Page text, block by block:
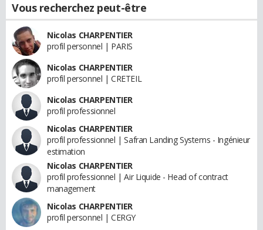
Vous recherchez peut-être
Nicolas CHARPENTIER
profil personnel | PARIS
Nicolas CHARPENTIER
profil personnel | CRETEIL
Nicolas CHARPENTIER
profil professionnel
Nicolas CHARPENTIER
profil professionnel | Safran Landing Systems - Ingénieur
estimation
Nicolas CHARPENTIER
profil professionnel | Air Liquide - Head of contract
management
Nicolas CHARPENTIER
profil personnel | CERGY